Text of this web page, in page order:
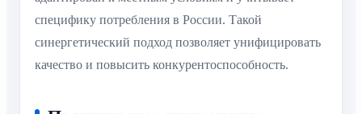
специфику потребления в России. Такой
синергетический подход позволяет унифицировать
качество и повысить конкурентоспособность.